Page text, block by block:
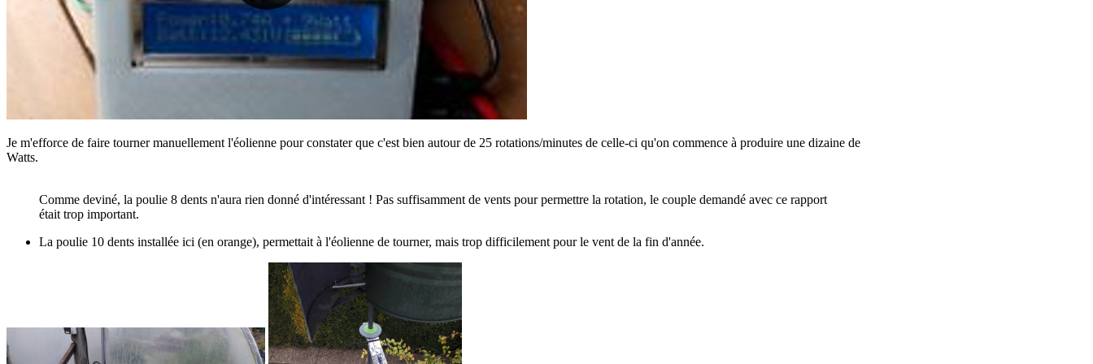
Je m'efforce de faire tourner manuellement l'éolienne pour constater que c'est bien autour de 25 rotations/minutes de celle-ci qu'on commence à produire une dizaine de
Watts.
Comme deviné, la poulie 8 dents n'aura rien donné d'intéressant ! Pas suffisamment de vents pour permettre la rotation, le couple demandé avec ce rapport
était trop important.
La poulie 10 dents installée ici (en orange), permettait à l'éolienne de tourner, mais trop difficilement pour le vent de la fin d'année.